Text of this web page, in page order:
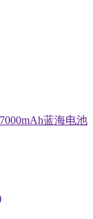
蓝海电池